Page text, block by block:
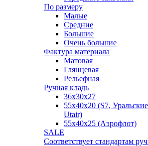
По размеру
Малые
Средние
Большие
Очень большие
Фактура материала
Матовая
Глянцевая
Рельефная
Ручная кладь
36х30x27
55х40х20 (S7,
Utair)
55х40х25 (Аэрофлот)
SALE
Соответствует стандартам